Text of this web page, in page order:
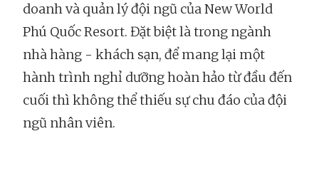
doanh và quản lý đội ngũ của New World
Phú Quốc Resort. Đặt biệt là trong ngành
nhà hàng - khách sạn, để mang lại một
hành trình nghỉ dưỡng hoàn hảo từ đầu đến
cuối thì không thể thiếu sự chu đáo của đội
ngũ nhân viên.